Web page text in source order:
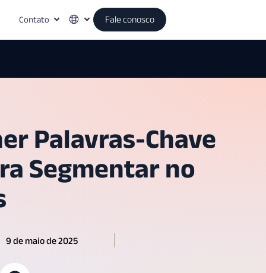
Contato Fale conosco
Palavras-Chave
Segmentar no
9 de maio de 2025